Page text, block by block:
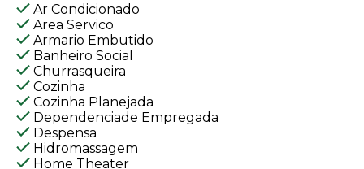
Ar Condicionado
Area Servico
Armario Embutido
Banheiro Social
Churrasqueira
Cozinha
Cozinha Planejada
Dependenciade Empregada
Despensa
Hidromassagem
Home Theater